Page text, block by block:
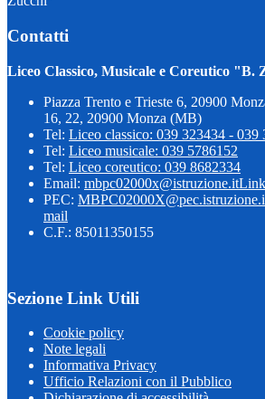
Contatti
Liceo Classico, Musicale e Coreutico "B.
Piazza Trento e Trieste 6, 20900
16, 22, 20900 Monza (MB)
Tel: Liceo classico: 039 323434 - 039
Tel: Liceo musicale: 039 5786152
Tel: Liceo coreutico: 039 8682334
Email: mbpc02000x@istruzione.it
PEC:
mail
C.F.: 85011350155
Sezione Link Utili
Cookie policy
Note legali
Informativa Privacy
Ufficio Relazioni con il Pubblico